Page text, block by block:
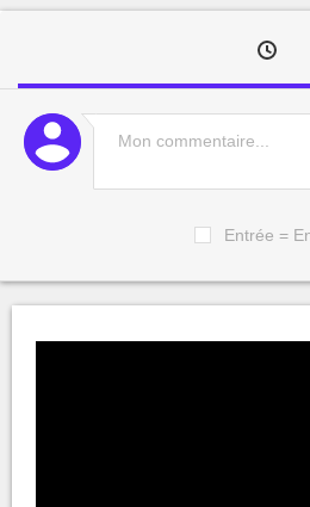
Entrée =